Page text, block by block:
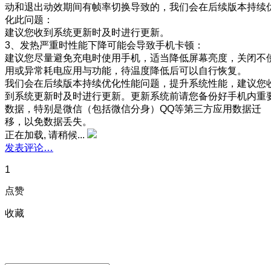
动和退出动效期间有帧率切换导致的，我们会在后续版本持续
化此问题：
建议您收到系统更新时及时进行更新。
3、发热严重时性能下降可能会导致手机卡顿：
建议您尽量避免充电时使用手机，适当降低屏幕亮度，关闭不
用或异常耗电应用与功能，待温度降低后可以自行恢复。
我们会在后续版本持续优化性能问题，提升系统性能，建议您
到系统更新时及时进行更新。更新系统前请您备份好手机内重
数据，特别是微信（包括微信分身）QQ等第三方应用数据迁
移，以免数据丢失。
正在加载, 请稍候...
发表评论…
1
点赞
收藏